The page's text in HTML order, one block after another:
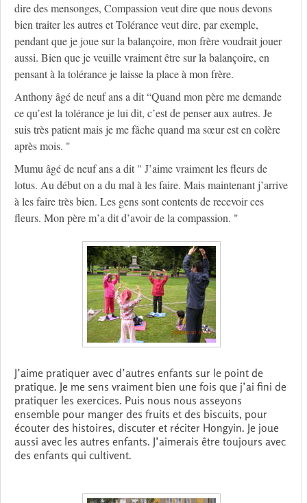
dire des mensonges, Compassion veut dire que nous devons
bien traiter les autres et Tolérance veut dire, par exemple,
pendant que je joue sur la balançoire, mon frère voudrait jouer
aussi. Bien que je veuille vraiment être sur la balançoire, en
pensant à la tolérance je laisse la place à mon frère.
Anthony âgé de neuf ans a dit “Quand mon père me demande
ce qu’est la tolérance je lui dit, c’est de penser aux autres. Je
suis très patient mais je me fâche quand ma sœur est en colère
après mois. "
Mumu âgé de neuf ans a dit " J’aime vraiment les fleurs de
lotus. Au début on a du mal à les faire. Mais maintenant j’arrive
à les faire très bien. Les gens sont contents de recevoir ces
fleurs. Mon père m’a dit d’avoir de la compassion. "
J’aime pratiquer avec d’autres enfants sur le point de
pratique. Je me sens vraiment bien une fois que j’ai fini de
pratiquer les exercices. Puis nous nous asseyons
ensemble pour manger des fruits et des biscuits, pour
écouter des histoires, discuter et réciter Hongyin. Je joue
aussi avec les autres enfants. J’aimerais être toujours avec
des enfants qui cultivent.